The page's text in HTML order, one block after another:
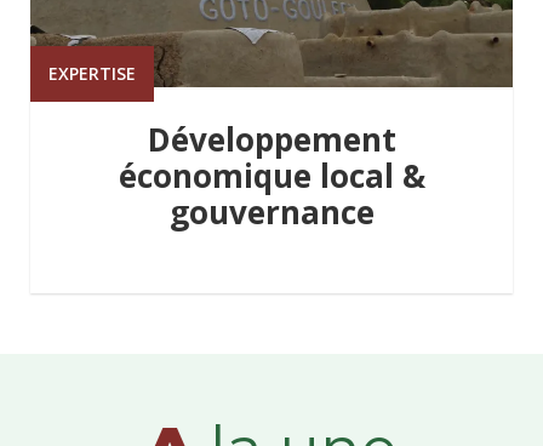
EXPERTISE
Développement
économique local &
gouvernance